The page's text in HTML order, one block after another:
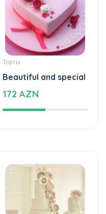
Торты
Beautiful and special
172 AZN